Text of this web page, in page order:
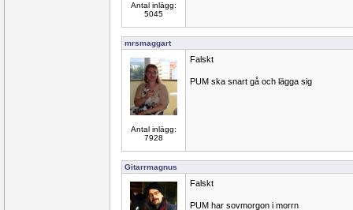
Antal inlägg:
5045
mrsmaggart
Antal inlägg:
7928
Falskt
PUM ska snart gå och lägga sig
Gitarrmagnus
Falskt
PUM har sovmorgon i morrn